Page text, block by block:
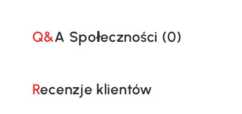
Q&A Społeczności (0)
Recenzje klientów